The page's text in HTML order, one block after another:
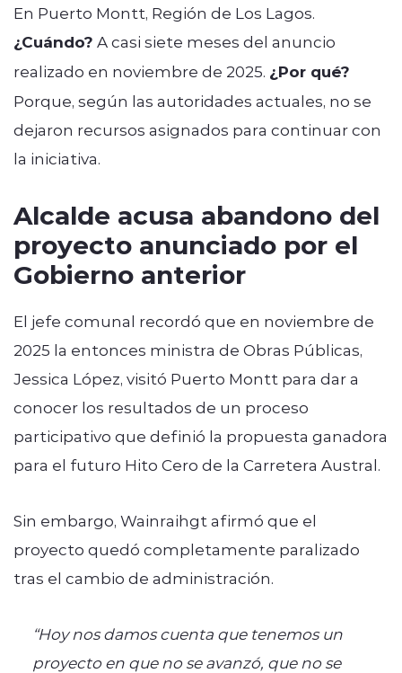
En Puerto Montt, Región de Los Lagos.
¿Cuándo? A casi siete meses del anuncio
realizado en noviembre de 2025. ¿Por qué?
Porque, según las autoridades actuales, no se
dejaron recursos asignados para continuar con
la iniciativa.
Alcalde acusa abandono del
proyecto anunciado por el
Gobierno anterior
El jefe comunal recordó que en noviembre de
2025 la entonces ministra de Obras Públicas,
Jessica López, visitó Puerto Montt para dar a
conocer los resultados de un proceso
participativo que definió la propuesta ganadora
para el futuro Hito Cero de la Carretera Austral.
Sin embargo, Wainraihgt afirmó que el
proyecto quedó completamente paralizado
tras el cambio de administración.
“Hoy nos damos cuenta que tenemos un
proyecto en que no se avanzó, que no se